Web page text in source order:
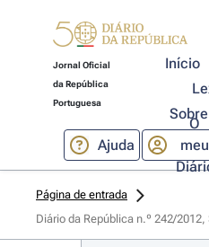
Jornal Oficial
da República
Portuguesa
Início
Ajuda
O
meu
Página de entrada
Diário da República n.º 242/